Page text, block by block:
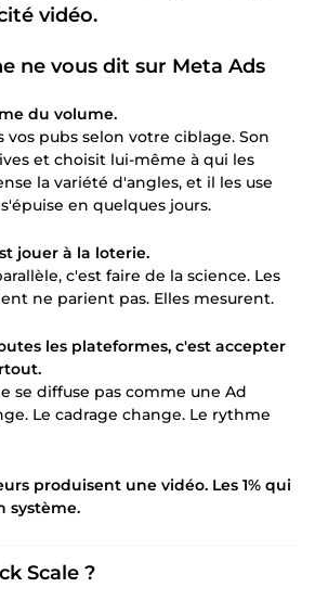
vidéo.
ne vous dit sur Meta Ads
du volume.
vos pubs selon votre ciblage. Son
et choisit lui-même à qui les
la variété d'angles, et il les use
en quelques jours.
jouer à la loterie.
c'est faire de la science. Les
ne parient pas. Elles mesurent.
les plateformes, c'est accepter
se diffuse pas comme une Ad
Le cadrage change. Le rythme
produisent une vidéo. Les 1% qui
système.
Scale ?